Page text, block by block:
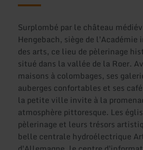
Surplombé par le château
Hengebach, siège de
des arts, ce lieu de pèlerinage
situé dans la vallée de la Roer.
maisons à colombages, ses
auberges confortables et ses
la petite ville invite à la
atmosphère pittoresque. Les
pèlerinage et leurs trésors
belle centrale hydroélectrique